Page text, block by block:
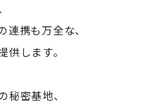
携も万全な、
供します。
秘密基地、